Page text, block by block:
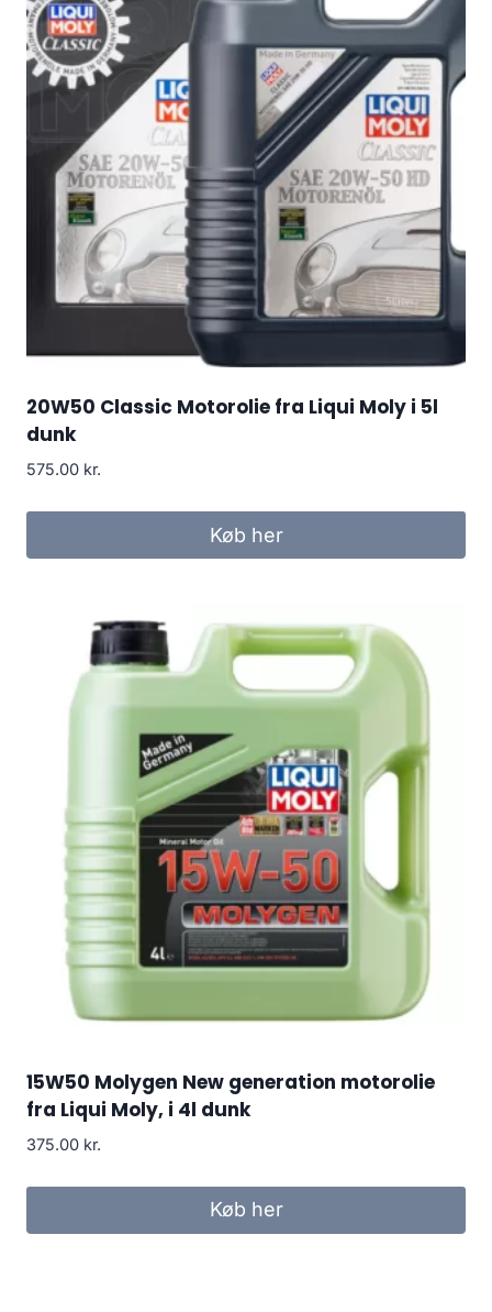
20W50 Classic Motorolie fra Liqui Moly i 5l
dunk
575.00 kr.
Køb her
15W50 Molygen New generation motorolie
fra Liqui Moly, i 4l dunk
375.00 kr.
Køb her